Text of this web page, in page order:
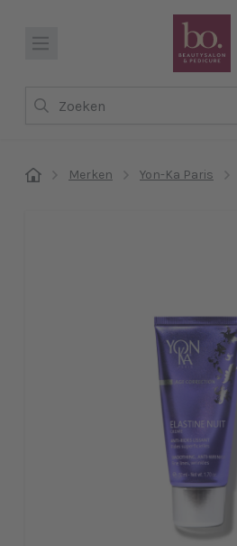
Zoeken
Merken Yon-Ka Paris